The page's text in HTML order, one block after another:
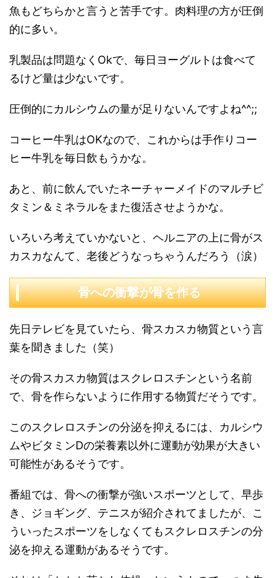
魚もどちらかと言うと苦手です。肉料理の方が圧倒
的に多い。
乳製品は問題なくOkで、毎日ヨーグルトは食べて
るけど量は少ないです。
圧倒的にカルシウムの量が足りないんですよね^^;;
コーヒー牛乳はOKなので、これからは手作りコー
ヒー牛乳を毎日飲もうかな。
あと、前に飲んでいたネーチャーメイドのマルチビ
タミン＆ミネラルをまた復活させようかな。
いろいろ考えていかないと、ヘルニアの上に骨がス
カスカなんて、老後どうなっちゃうんだろう（涙）
骨への衝撃が骨を作る
先日テレビを見ていたら、骨スカスカ物質という言
葉を聞きました（笑）
その骨スカスカ物質はスクレロスチンという名前
で、骨を作らないように作用する物質だそうです。
このスクレロスチンの分泌を抑えるには、カルシウ
ムやビタミンDの栄養素以外に運動が効果が大きい
可能性があるそうです。
番組では、骨への衝撃が強いスポーツとして、早歩
き、ジョギング、テニスが紹介されてましたが、こ
ういったスポーツをしなくてもスクレロスチンの分
泌を抑える運動があるそうです。